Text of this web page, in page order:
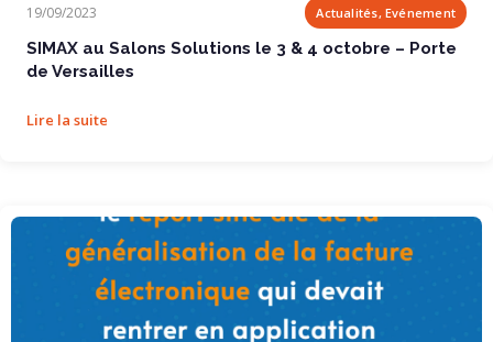
19/09/2023 Actualités, Evénement
SIMAX au Salons Solutions le 3 & 4 octobre – Porte
de Versailles
Lire la suite